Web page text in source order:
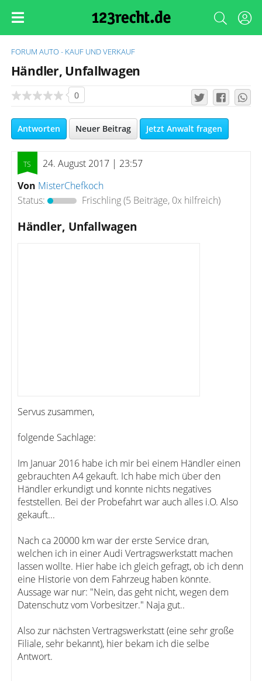
FORUM AUTO - KAUF UND VERKAUF
Händler, Unfallwagen
0
Antworten Neuer Beitrag Jetzt Anwalt fragen
24. August 2017 | 23:57
Von MisterChefkoch
Status:
Frischling(5 Beiträge, 0x hilfreich)
Händler, Unfallwagen
Servus zusammen,
folgende Sachlage:
Im Januar 2016 habe ich mir bei einem Händler einen
gebrauchten A4 gekauft. Ich habe mich über den
Händler erkundigt und konnte nichts negatives
feststellen. Bei der Probefahrt war auch alles i.O. Also
gekauft...
Nach ca 20000 km war der erste Service dran,
welchen ich in einer Audi Vertragswerkstatt machen
lassen wollte. Hier habe ich gleich gefragt, ob ich denn
eine Historie von dem Fahrzeug haben könnte.
Aussage war nur: "Nein, das geht nicht, wegen dem
Datenschutz vom Vorbesitzer." Naja gut..
Also zur nächsten Vertragswerkstatt (eine sehr große
Filiale, sehr bekannt), hier bekam ich die selbe
Antwort.